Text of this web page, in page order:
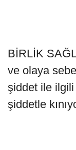
BİRLİK
ve olaya
şiddet ile ilgili
şiddetle